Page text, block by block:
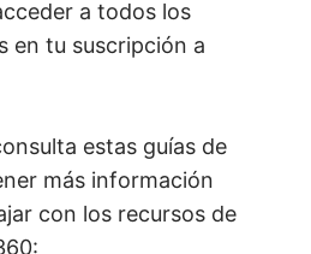
a todos los
en tu suscripción a
estas guías de
más información
con los recursos de